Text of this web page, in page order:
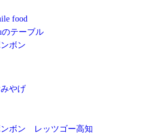
food
のテーブル
ボン
やげ
ンボン レッツゴー高知